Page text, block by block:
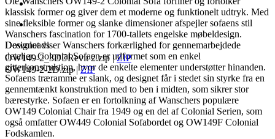
Downloads
OW149-2_3DRevit 2.zip|ZIP
OW149-2-2D.zip|ZIP
klassisk former og giver dem et moderne og funktionelt udtryk. Med
sine fleksible former og slanke dimensioner afspejler sofaens stil
Wanschers fascination for 1700-tallets engelske møbeldesign.
Designet viser Wanschers forkærlighed for gennemarbejdede
detaljer. Colonial Sofaen er udformet som en enkel
gitterkonstruktion, hvor de enkelte elementer understøtter hinanden.
Sofaens træramme er slank, og designet får i stedet sin styrke fra en
gennemtænkt konstruktion med to ben i midten, som sikrer stor
bærestyrke. Sofaen er en fortolkning af Wanschers populære
OW149 Colonial Chair fra 1949 og en del af Colonial Serien, som
også omfatter OW449 Colonial Sofabordet og OW149F Colonial
Fodskamlen.